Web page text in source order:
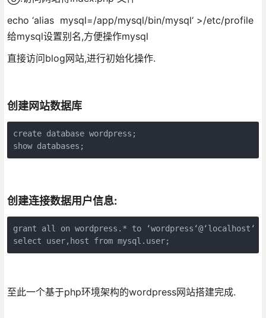
echo ‘alias mysql=/app/mysql/bin/mysql‘ >/etc/profile
给mysql设置别名,方便操作mysql
直接访问blog网站,进行初始化操作.
创建网站数据库
create database wordpress;
show databases;
创建连接数据用户信息:
grant all on wordpress.* to ‘wordpress‘@‘localhost‘
select user,host from mysql.user;
至此一个基于php环境架构的wordpress网站搭建完成.